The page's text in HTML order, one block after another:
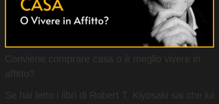
Conviene comprare casa o è meglio vivere in
affitto?
Se hai letto i libri di Robert T. Kiyosaki sai che lui